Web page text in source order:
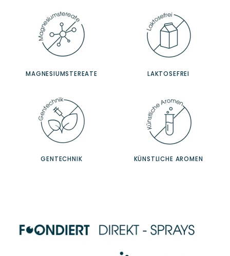
MAGNESIUMSTEREATE LAKTOSEFREI
GENTECHNIK KÜNSTLICHE AROMEN